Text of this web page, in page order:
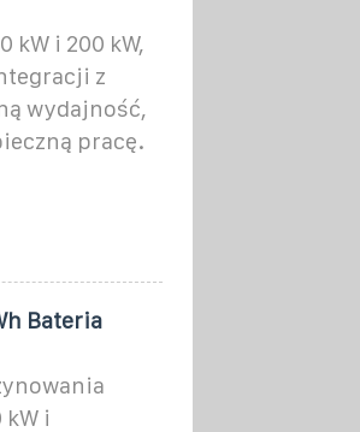
kW i 200 kW,
z
wydajność,
pracę.
Bateria
i